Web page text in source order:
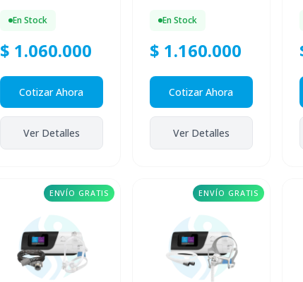
En Stock
$ 1.060.000
Cotizar Ahora
Ver Detalles
En Stock
$ 1.160.000
Cotizar Ahora
Ver Detalles
ENVÍO GRATIS ENVÍO GRATIS